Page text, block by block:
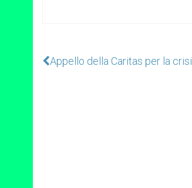
Appello della Caritas per la